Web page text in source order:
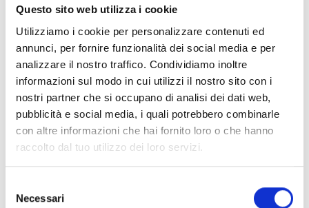
Questo sito web utilizza i cookie
Utilizziamo i cookie per personalizzare contenuti ed
annunci, per fornire funzionalità dei social media e per
analizzare il nostro traffico. Condividiamo inoltre
informazioni sul modo in cui utilizzi il nostro sito con i
nostri partner che si occupano di analisi dei dati web,
pubblicità e social media, i quali potrebbero combinarle
con altre informazioni che hai fornito loro o che hanno
raccolto dal tuo utilizzo dei loro servizi.
delNecessari
Air2-MC200/S
Air2-MC300